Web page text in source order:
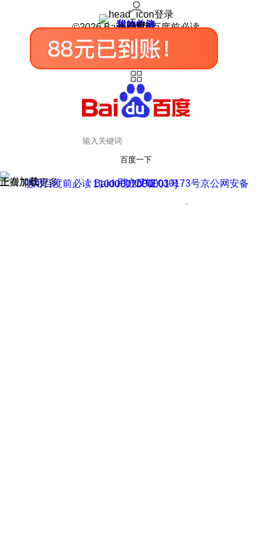
登录
我的关注
我的收藏
皮肤中心
用户反馈
设置
©2026 Baidu 使用百度前必读
百度一下
正在加载
上滑加载更多 用户反馈
使用百度前必读 Baidu 京ICP证030173号
京公网安备11000002000001号